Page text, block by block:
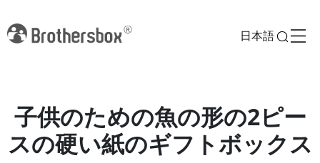
日本語
子供のための魚の形の2ピー
スの硬い紙のギフトボックス